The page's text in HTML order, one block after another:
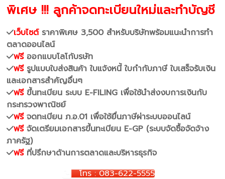
พิเศษ !!! ลูกค้าจดทะเบียนใหม่และทำบัญชี
เว็บไซต์ราคาพิเศษ 3,500 สำหรับบริษัทพร้อมแนะนำการทำ
ตลาดออนไลน์
ฟรีออกแบบโลโก้บรษัท
ฟรีรูปแบบใบส่งสินค้า ใบแจ้งหนี้ ใบกำกับภาษี ใบเสร็จรับเงิน
และเอกสารสำคัญอื่นๆ
ฟรีขึ้นทะเบียน ระบบ E-FILING เพื่อใช้นำส่งงบการเงินกับ
กระทรวงพาณิชย์
ฟรีจดทะเบียน ภ.อ.01 เพื่อใช้ยื่นภาษีผ่าระบบออนไลน์
ฟรีจัดเตรียมเอกสารขึ้นทะเบียน E-GP (ระบบจัดซื้อจัดจ้าง
ภาครัฐ)
ฟรีที่ปรึกษาด้านการตลาดและบริหารธุรกิจ
โทร : 083-622-5555